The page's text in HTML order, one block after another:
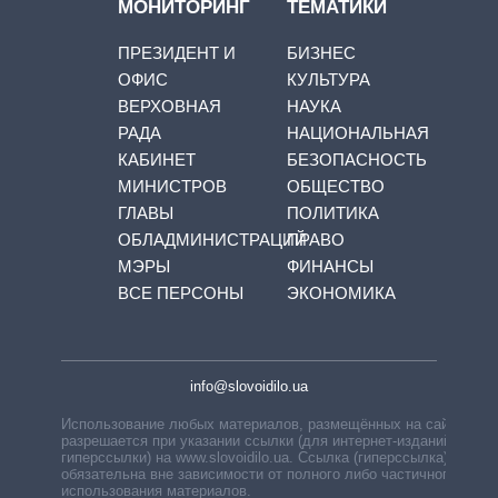
МОНИТОРИНГ
ПРЕЗИДЕНТ И
ОФИС
ВЕРХОВНАЯ
РАДА
КАБИНЕТ
МИНИСТРОВ
ГЛАВЫ
ОБЛАДМИНИСТРАЦИЙ
МЭРЫ
ВСЕ ПЕРСОНЫ
ТЕМАТИКИ
БИЗНЕС
КУЛЬТУРА
НАУКА
НАЦИОНАЛЬНАЯ
БЕЗОПАСНОСТЬ
ОБЩЕСТВО
ПОЛИТИКА
ПРАВО
ФИНАНСЫ
ЭКОНОМИКА
info@slovoidilo.ua
Использование любых материалов, размещённых на сайте,
разрешается при указании ссылки (для интернет-изданий —
гиперссылки) на www.slovoidilo.ua. Ссылка (гиперссылка)
обязательна вне зависимости от полного либо частичного
использования материалов.